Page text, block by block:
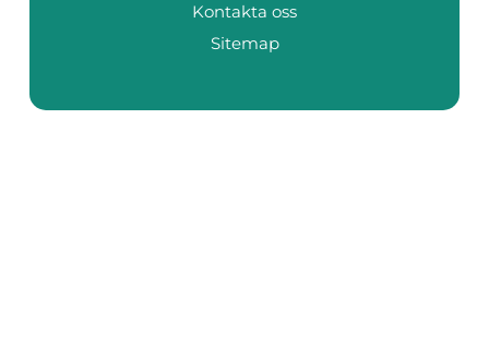
Kontakta oss
Sitemap